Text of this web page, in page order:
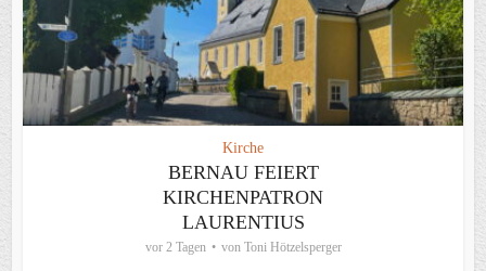
Kirche
BERNAU FEIERT
KIRCHENPATRON
LAURENTIUS
vor 2 Tagen von Toni Hötzelsperger